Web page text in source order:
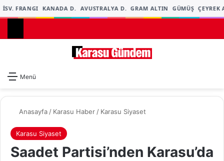
FRANGI KANADA D. AVUSTRALYA D. GRAM ALTIN GÜMÜŞ ÇEYREK
Menü
Anasayfa / Karasu Haber / Karasu Siyaset
Karasu Siyaset
Saadet Partisi’nden Karasu’da